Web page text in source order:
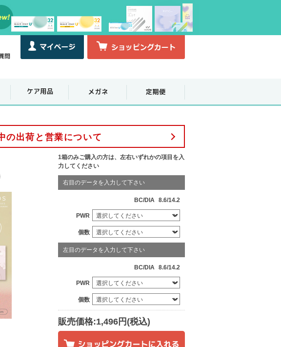
の出荷と営業について
1箱のみご購入の方は、左右いずれかの項目を入
力してください
右目のデータを入力して下さい
BC/DIA 8.6/14.2
PWR
個数
左目のデータを入力して下さい
BC/DIA 8.6/14.2
PWR
個数
販売価格:1,496円(税込)